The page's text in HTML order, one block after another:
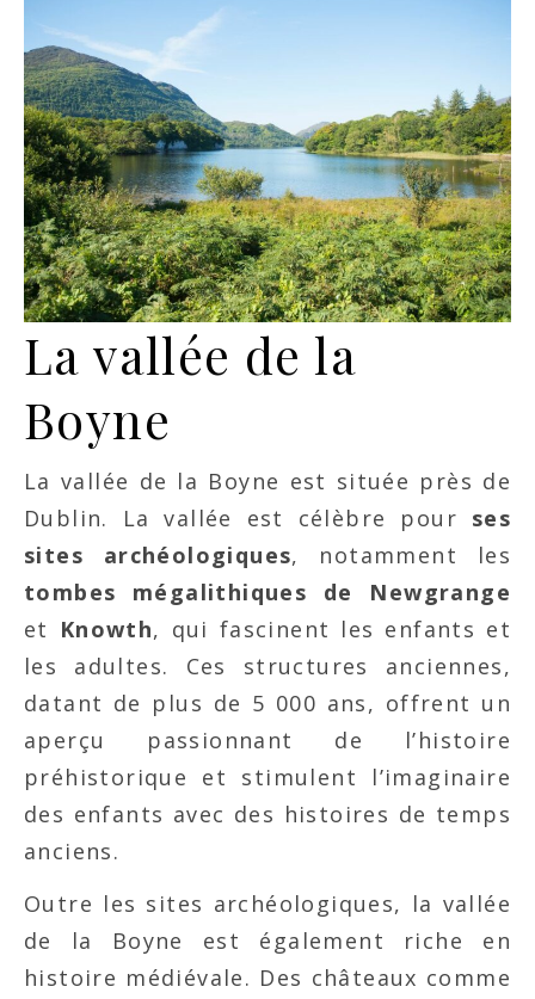
La vallée de la
Boyne
La vallée de la Boyne est située près de
Dublin. La vallée est célèbre pour ses
sites archéologiques, notamment les
tombes mégalithiques de Newgrange
et Knowth, qui fascinent les enfants et
les adultes. Ces structures anciennes,
datant de plus de 5 000 ans, offrent un
aperçu passionnant de l’histoire
préhistorique et stimulent l’imaginaire
des enfants avec des histoires de temps
anciens.
Outre les sites archéologiques, la vallée
de la Boyne est également riche en
histoire médiévale. Des châteaux comme